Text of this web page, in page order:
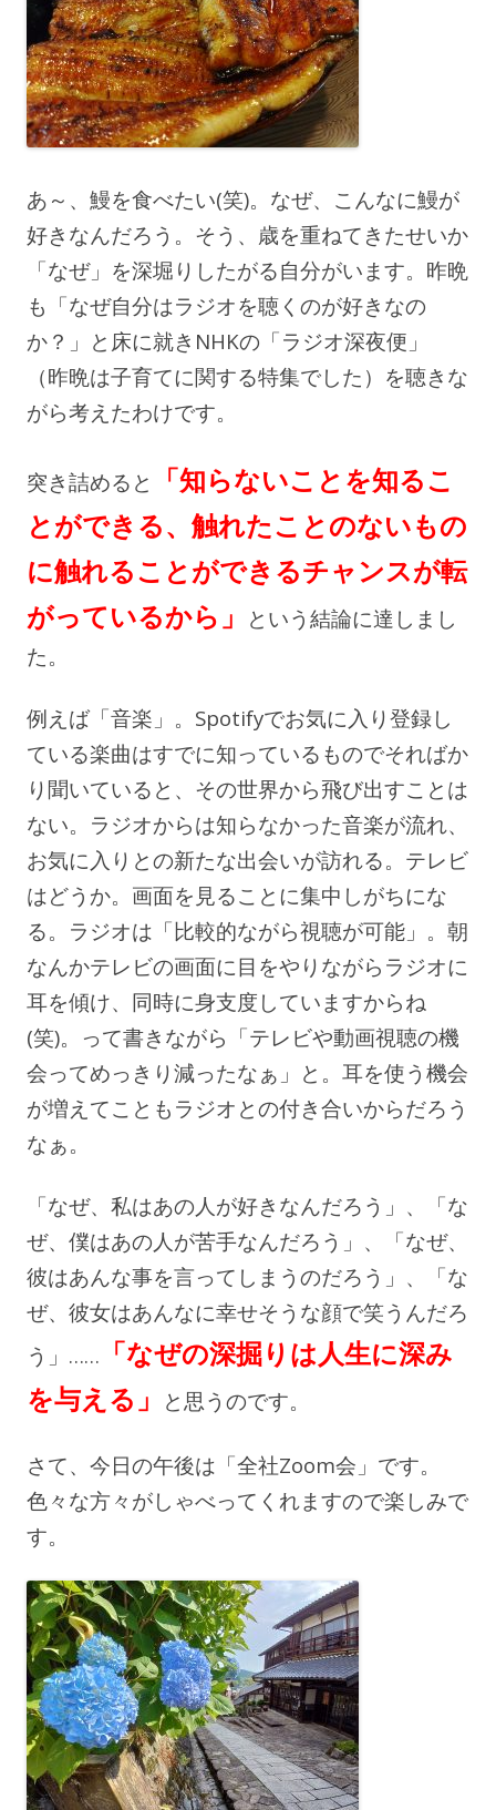
あ～、鰻を食べたい(笑)。なぜ、こんなに鰻が
好きなんだろう。そう、歳を重ねてきたせいか
「なぜ」を深堀りしたがる自分がいます。昨晩
も「なぜ自分はラジオを聴くのが好きなの
か？」と床に就きNHKの「ラジオ深夜便」
（昨晩は子育てに関する特集でした）を聴きな
がら考えたわけです。
突き詰めると
「知らないことを知るこ
とができる、触れたことのないもの
に触れることができるチャンスが転
がっているから」
という結論に達しまし
た。
例えば「音楽」。Spotifyでお気に入り登録し
ている楽曲はすでに知っているものでそればか
り聞いていると、その世界から飛び出すことは
ない。ラジオからは知らなかった音楽が流れ、
お気に入りとの新たな出会いが訪れる。テレビ
はどうか。画面を見ることに集中しがちにな
る。ラジオは「比較的ながら視聴が可能」。朝
なんかテレビの画面に目をやりながらラジオに
耳を傾け、同時に身支度していますからね
(笑)。って書きながら「テレビや動画視聴の機
会ってめっきり減ったなぁ」と。耳を使う機会
が増えてこともラジオとの付き合いからだろう
なぁ。
「なぜ、私はあの人が好きなんだろう」、「な
ぜ、僕はあの人が苦手なんだろう」、「なぜ、
彼はあんな事を言ってしまうのだろう」、「な
ぜ、彼女はあんなに幸せそうな顔で笑うんだろ
う」…… 「なぜの深掘りは人生に深み
を与える」
と思うのです。
さて、今日の午後は「全社Zoom会」です。
色々な方々がしゃべってくれますので楽しみで
す。